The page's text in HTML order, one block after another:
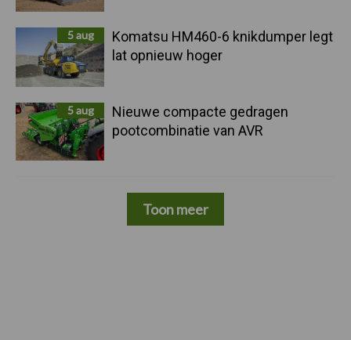
5 aug
Komatsu HM460-6 knikdumper legt
lat opnieuw hoger
5 aug
Nieuwe compacte gedragen
pootcombinatie van AVR
Toon meer